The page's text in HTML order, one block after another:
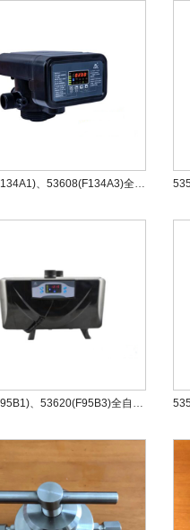
53508(F134A1)、53608(F134A3)全自动过滤阀
53520(F95B1)、53620(F95B3)全自动过滤阀